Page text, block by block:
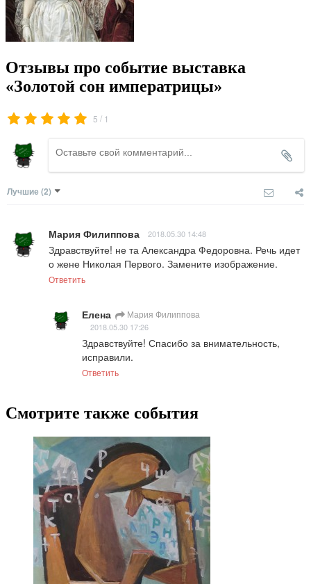
Отзывы про событие выставка
«Золотой сон императрицы»
5 / 1
Лучшие (2)
Мария Филиппова 2018.05.30 14:48
Здравствуйте! не та Александра Федоровна. Речь идет
о жене Николая Первого. Замените изображение.
Ответить
Елена Мария Филиппова
2018.05.30 17:26
Здравствуйте! Спасибо за внимательность,
исправили.
Ответить
Смотрите также события